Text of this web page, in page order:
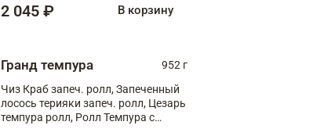
2 045 ₽ В корзину
Гранд темпура
952 г
Чиз Краб запеч. ролл, Запеченный
лосось терияки запеч. ролл, Цезарь
темпура ролл, Ролл Темпура с